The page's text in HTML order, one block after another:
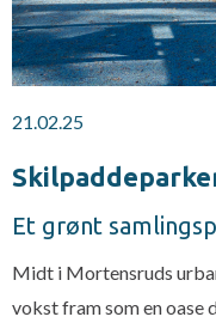
21.02.25
Et grønt
Midt i Mortensruds
vokst fram som en oase